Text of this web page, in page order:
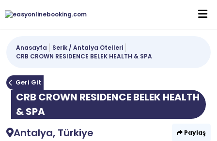
Anasayfa
Serik / Antalya Otelleri
CRB CROWN RESIDENCE BELEK HEALTH & SPA
Geri Git
CRB CROWN RESIDENCE BELEK HEALTH
& SPA
Antalya, Türkiye
Paylaş